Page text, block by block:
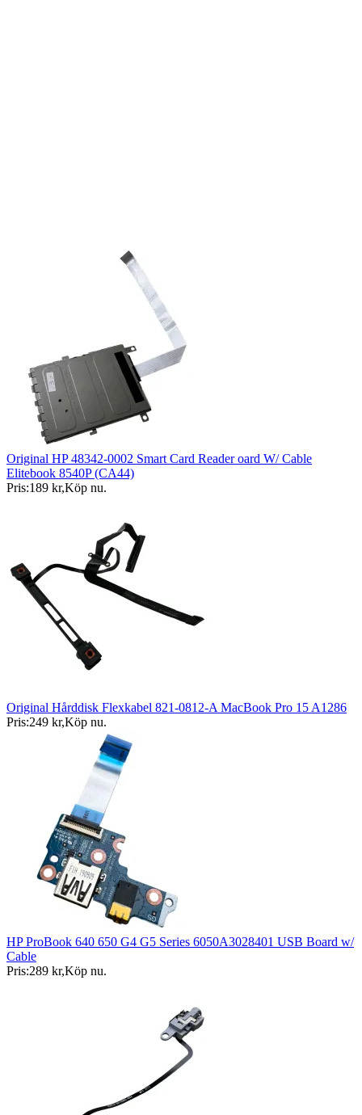
Original HP 48342-0002 Smart Card Reader oard W/ Cable
Elitebook 8540P (CA44)
Pris:189 kr,Köp nu.
Original Hårddisk Flexkabel 821-0812-A MacBook Pro 15 A1286
Pris:249 kr,Köp nu.
HP ProBook 640 650 G4 G5 Series 6050A3028401 USB Board w/
Cable
Pris:289 kr,Köp nu.